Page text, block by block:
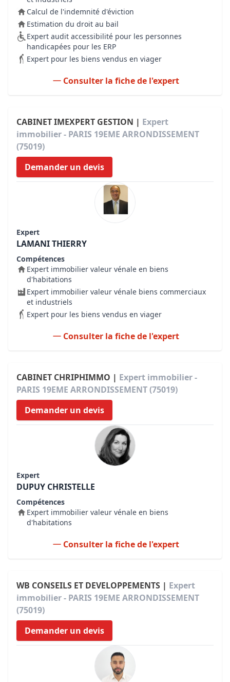
Calcul de l'indemnité d'éviction
Estimation du droit au bail
Expert audit accessibilité pour les personnes
handicapées pour les ERP
Expert pour les biens vendus en viager
Consulter la fiche de l'expert
CABINET IMEXPERT GESTION | Expert
immobilier - PARIS 19EME ARRONDISSEMENT
(75019)
Demander un devis
Expert
LAMANI THIERRY
Compétences
Expert immobilier valeur vénale en biens
d'habitations
Expert immobilier valeur vénale biens commerciaux
et industriels
Expert pour les biens vendus en viager
Consulter la fiche de l'expert
CABINET CHRIPHIMMO | Expert immobilier -
PARIS 19EME ARRONDISSEMENT (75019)
Demander un devis
Expert
DUPUY CHRISTELLE
Compétences
Expert immobilier valeur vénale en biens
d'habitations
Consulter la fiche de l'expert
WB CONSEILS ET DEVELOPPEMENTS | Expert
immobilier - PARIS 19EME ARRONDISSEMENT
(75019)
Demander un devis